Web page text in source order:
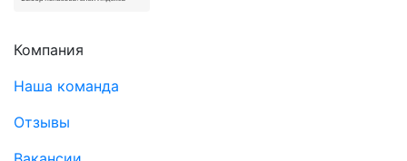
Компания
Наша команда
Отзывы